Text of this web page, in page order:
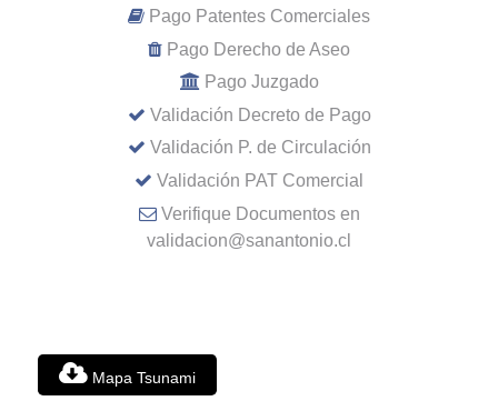
Pago Patentes Comerciales
Pago Derecho de Aseo
Pago Juzgado
Validación Decreto de Pago
Validación P. de Circulación
Validación PAT Comercial
Verifique Documentos en
validacion@sanantonio.cl
Mapa Tsunami